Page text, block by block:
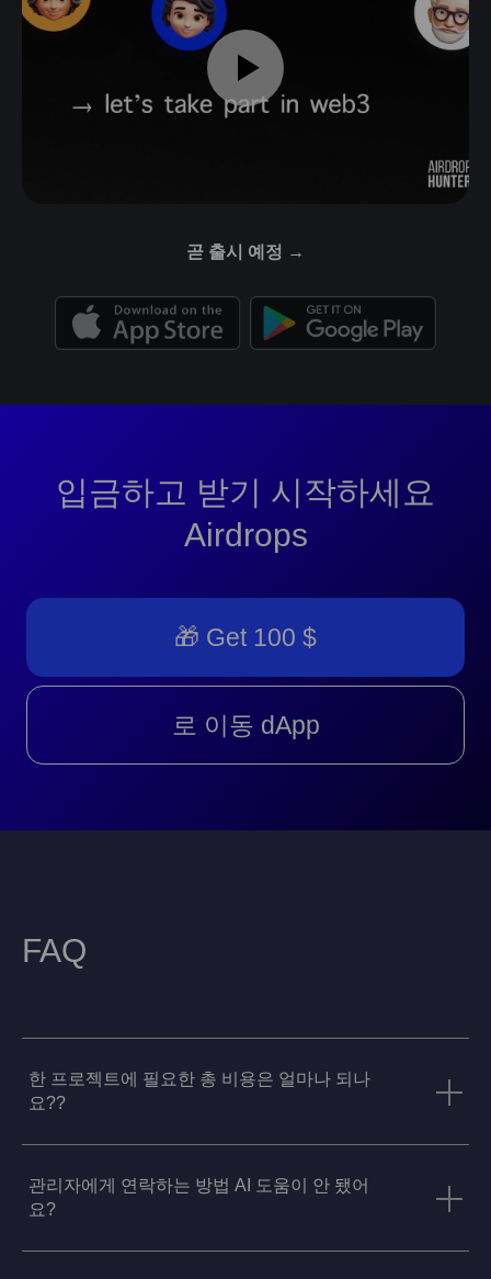
곧 출시 예정 →
입금하고 받기 시작하세요
Airdrops
🎁 Get 100 $
로 이동 dApp
FAQ
한 프로젝트에 필요한 총 비용은 얼마나 되나
요??
관리자에게 연락하는 방법 AI 도움이 안 됐어
요?